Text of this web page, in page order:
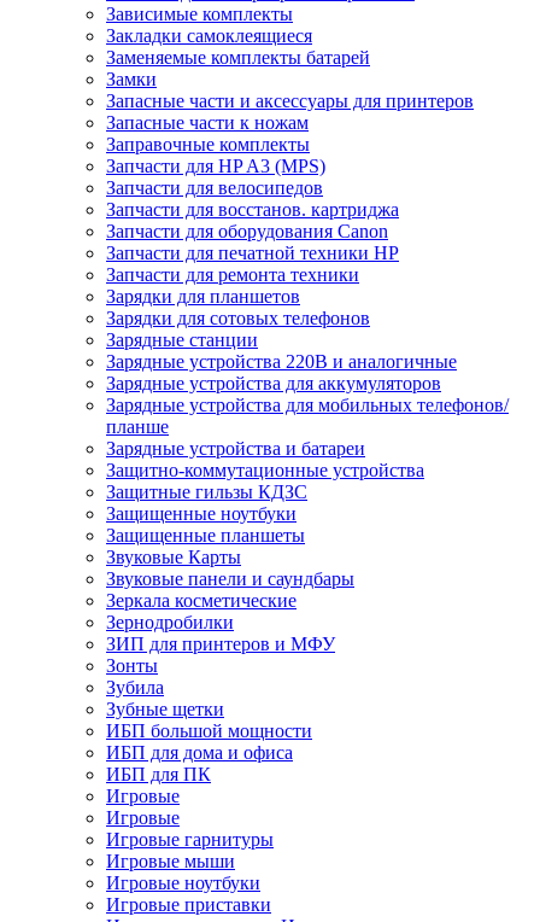
Зависимые комплекты
Закладки самоклеящиеся
Заменяемые комплекты батарей
Замки
Запасные части и аксессуары для принтеров
Запасные части к ножам
Заправочные комплекты
Запчасти для HP A3 (MPS)
Запчасти для велосипедов
Запчасти для восстанов. картриджа
Запчасти для оборудования Canon
Запчасти для печатной техники HP
Запчасти для ремонта техники
Зарядки для планшетов
Зарядки для сотовых телефонов
Зарядные станции
Зарядные устройства 220В и аналогичные
Зарядные устройства для аккумуляторов
Зарядные устройства для мобильных телефонов/
планше
Зарядные устройства и батареи
Защитно-коммутационные устройства
Защитные гильзы КДЗС
Защищенные ноутбуки
Защищенные планшеты
Звуковые Карты
Звуковые панели и саундбары
Зеркала косметические
Зернодробилки
ЗИП для принтеров и МФУ
Зонты
Зубила
Зубные щетки
ИБП большой мощности
ИБП для дома и офиса
ИБП для ПК
Игровые
Игровые
Игровые гарнитуры
Игровые мыши
Игровые ноутбуки
Игровые приставки